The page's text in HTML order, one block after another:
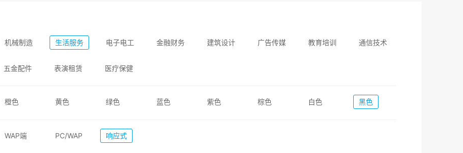
机械制造 生活服务 电子电工 金融财务 建筑设计 广告传媒 教育培训 通信技术
五金配件 表演租赁 医疗保健
橙色 黄色 绿色 蓝色 紫色 棕色 白色 黑色
WAP端 PC/WAP 响应式